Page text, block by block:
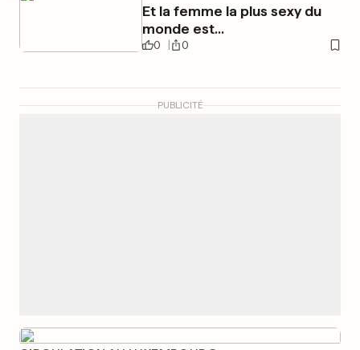
Et la femme la plus sexy du
monde est...
0 0
PUBLICITÉ